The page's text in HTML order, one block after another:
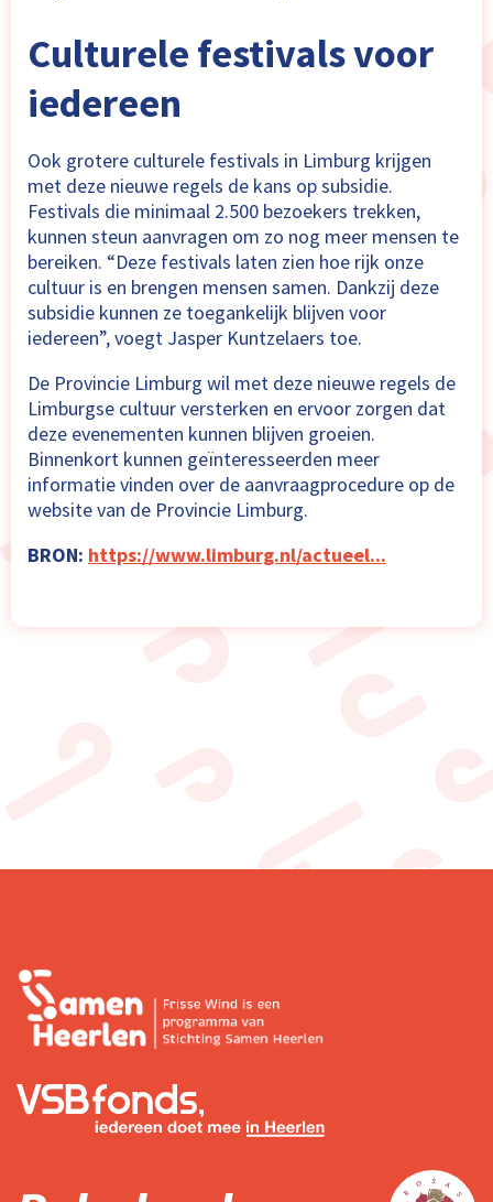
Culturele festivals voor
iedereen
Ook grotere culturele festivals in Limburg krijgen
met deze nieuwe regels de kans op subsidie.
Festivals die minimaal 2.500 bezoekers trekken,
kunnen steun aanvragen om zo nog meer mensen te
bereiken. “Deze festivals laten zien hoe rijk onze
cultuur is en brengen mensen samen. Dankzij deze
subsidie kunnen ze toegankelijk blijven voor
iedereen”, voegt Jasper Kuntzelaers toe.
De Provincie Limburg wil met deze nieuwe regels de
Limburgse cultuur versterken en ervoor zorgen dat
deze evenementen kunnen blijven groeien.
Binnenkort kunnen geïnteresseerden meer
informatie vinden over de aanvraagprocedure op de
website van de Provincie Limburg.
BRON: https://www.limburg.nl/actueel...